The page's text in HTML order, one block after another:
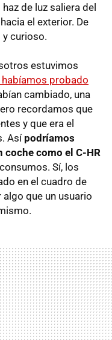
de luz saliera del
el exterior. De
y curioso.
estuvimos
habíamos probado
cambiado, una
recordamos que
y que era el
Así podríamos
coche como el C-HR
Sí, los
en el cuadro de
que un usuario